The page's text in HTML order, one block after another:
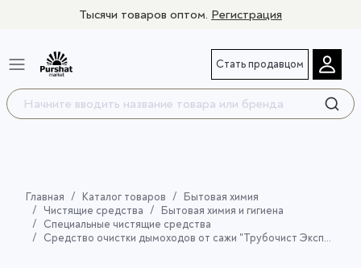
Тысячи товаров оптом. Регистрация
Стать продавцом
Главная Каталог товаров
Бытовая химия
Чистящие средства
Бытовая химия и гигиена
Специальные чистящие средства
Средство очистки дымоходов от сажи "Трубочист Экспресс" № 10